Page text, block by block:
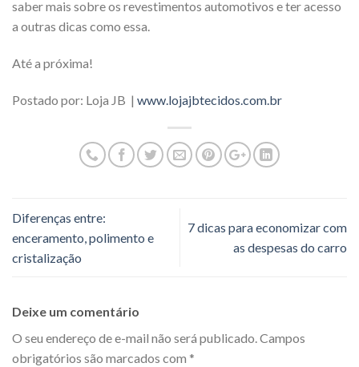
saber mais sobre os revestimentos automotivos e ter acesso
a outras dicas como essa.
Até a próxima!
Postado por: Loja JB | www.lojajbtecidos.com.br
Diferenças entre:
enceramento, polimento e
cristalização
7 dicas para economizar com
as despesas do carro
Deixe um comentário
O seu endereço de e-mail não será publicado.Campos
obrigatórios são marcados com *